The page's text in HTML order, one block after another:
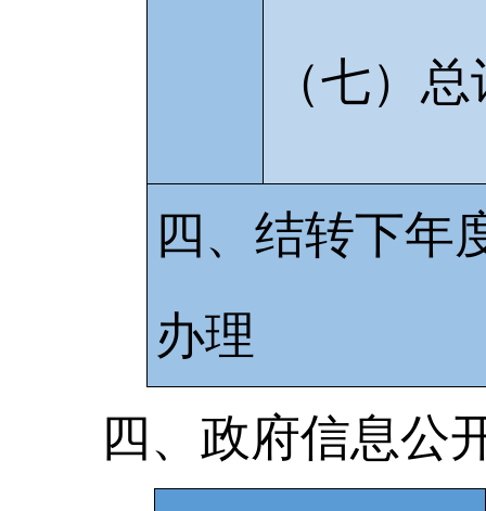
（七）
四、结转下年
办理
四、政府信息公